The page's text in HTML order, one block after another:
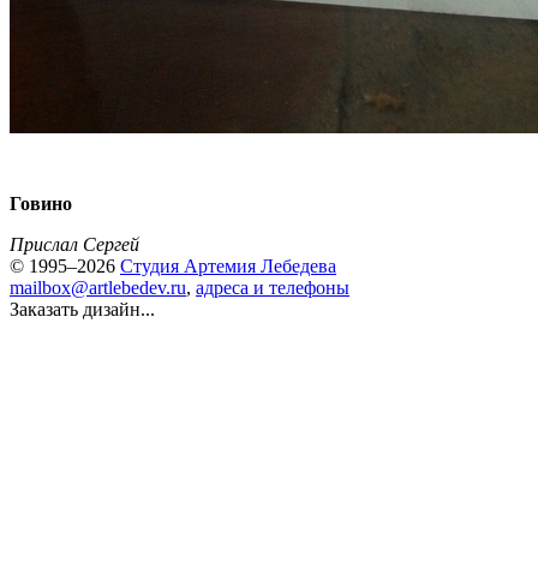
Говино
Прислал Сергей
© 1995–2026 Студия Артемия Лебедева
mailbox@artlebedev.ru, адреса и телефоны
Заказать дизайн...